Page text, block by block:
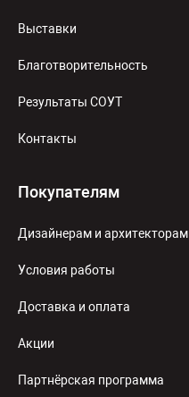
Выставки
Благотворительность
Результаты СОУТ
Контакты
Покупателям
Дизайнерам и архитекторам
Условия работы
Доставка и оплата
Акции
Партнёрская программа